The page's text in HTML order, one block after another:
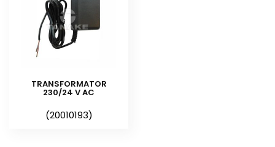
w pamięci wpisanego
głównego.
TRANSFORMATOR
230/24 V AC
(20010193)